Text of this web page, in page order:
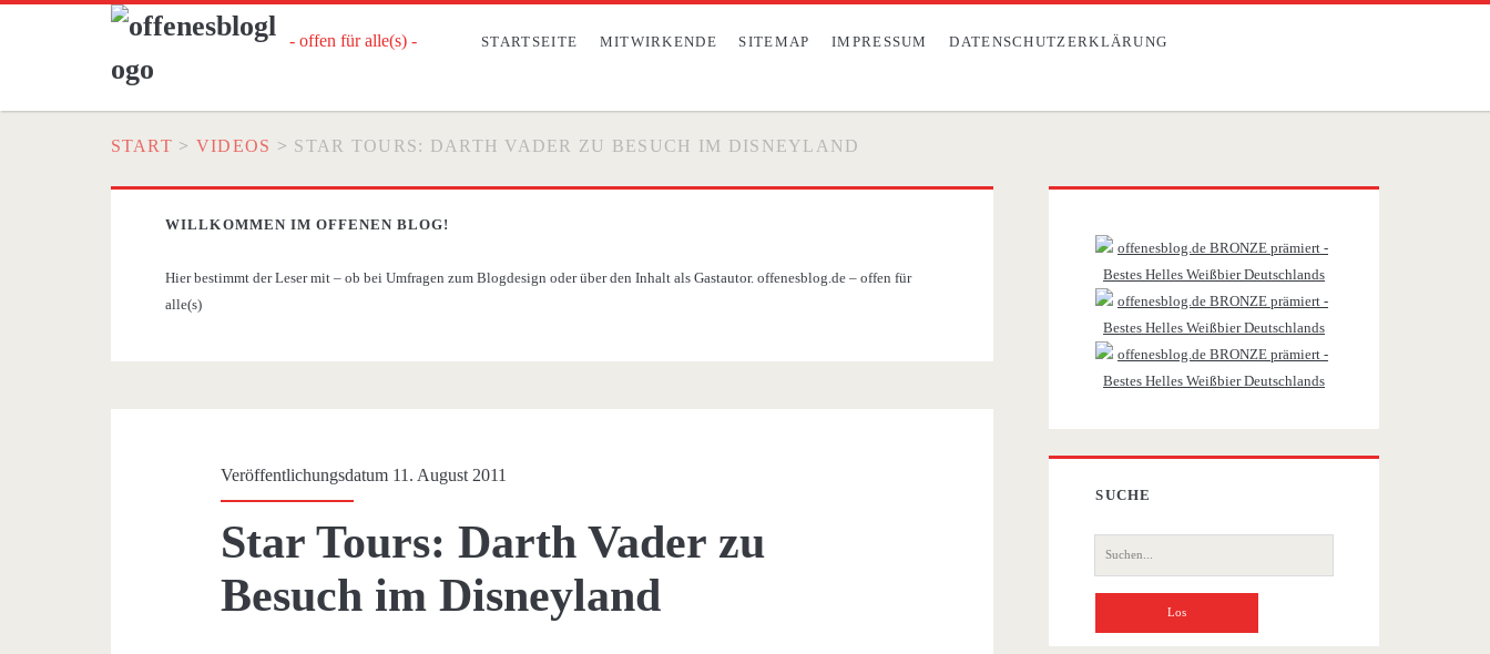
- offen für alle(s) - STARTSEITE MITWIRKENDE SITEMAP IMPRESSUM DATENSCHUTZERKLÄRUNG
START > VIDEOS > STAR TOURS: DARTH VADER ZU BESUCH IM DISNEYLAND
WILLKOMMEN IM OFFENEN BLOG!
Hier bestimmt der Leser mit – ob bei Umfragen zum Blogdesign oder über den Inhalt als Gastautor. offenesblog.de – offen für
alle(s)
Veröffentlichungsdatum 11. August 2011
Star Tours: Darth Vader zu
Besuch im Disneyland
Sidebar
SUCHE
Suche
nach: